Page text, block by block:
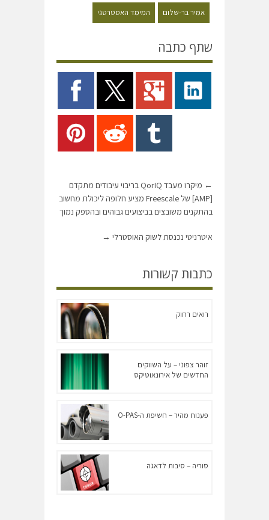
אמיר בר-שלום המימד האסטרטגי
שתף כתבה
←
מיקרו מעבד QorIQ בריבוי עיבודים מתקדם
[AMP] של Freescale מציע חלופה ליכולת מחשוב
בהתקנים משובצים בביצועים גבוהים ובהספק נמוך
איטרניטי נכנסת לשוק האוסטרלי →
כתבות קשורות
רואים רחוק
זוהר צפוני – על השווקים
החדשים של אירונאוטיקס
פענוח מהיר – חשיפת ה-O-PAS
סוריה – סיבות לדאגה